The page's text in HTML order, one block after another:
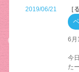
2019/06/21 ［
6月
今
たー